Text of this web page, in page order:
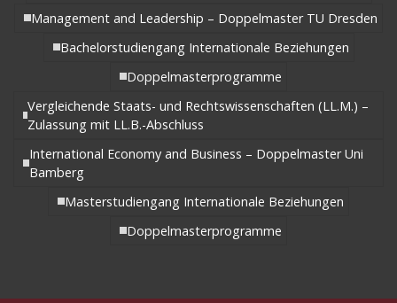
Management and Leadership – Doppelmaster TU Dresden
Bachelorstudiengang Internationale Beziehungen
Doppelmasterprogramme
Vergleichende Staats- und Rechtswissenschaften (LL.M.) –
Zulassung mit LL.B.-Abschluss
International Economy and Business – Doppelmaster Uni
Bamberg
Masterstudiengang Internationale Beziehungen
Doppelmasterprogramme